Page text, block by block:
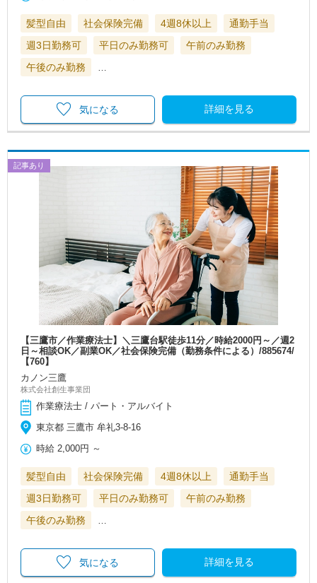
髪型自由 社会保険完備 4週8休以上
通勤手当
週3日勤務可
平日のみ勤務可
午前のみ勤務
午後のみ勤務
…
詳細を見る
気になる
記事あり
【三鷹市／作業療法士】＼三鷹台駅徒歩11分／時給2000円～／週2
日～相談OK／副業OK／社会保険完備（勤務条件による）/885674/
【760】
カノン三鷹
株式会社創生事業団
作業療法士 / パート・アルバイト
東京都 三鷹市 牟礼3-8-16
時給 2,000円 ～
髪型自由 社会保険完備 4週8休以上
通勤手当
週3日勤務可
平日のみ勤務可
午前のみ勤務
午後のみ勤務
…
詳細を見る
気になる